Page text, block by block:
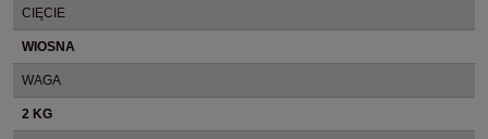
CIĘCIE
WIOSNA
WAGA
2 KG